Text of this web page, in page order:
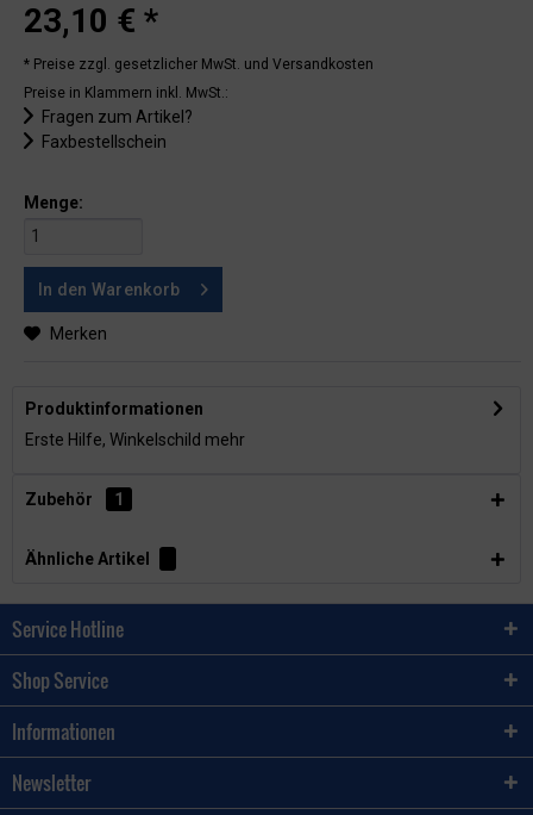
23,10 € *
* Preise zzgl. gesetzlicher MwSt. und Versandkosten
Preise in Klammern inkl. MwSt.:
Fragen zum Artikel?
Faxbestellschein
Menge:
In den Warenkorb
Merken
Produktinformationen
Erste Hilfe, Winkelschild mehr
Zubehör 1
Ähnliche Artikel
Service Hotline
Shop Service
Informationen
Newsletter